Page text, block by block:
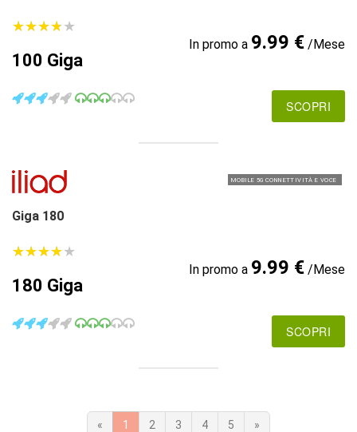
★★★★★
★★★★★
100 Giga
In promo a 9.99 €/Mese
SCOPRI
MOBILE 5G CONNETTIVITÀ E VOCE
Giga 180
★★★★★
★★★★★
180 Giga
In promo a 9.99 €/Mese
SCOPRI
« 1 2 3 4 5 »